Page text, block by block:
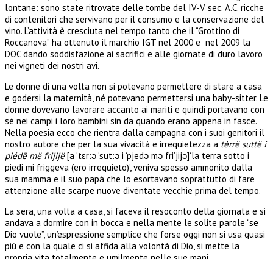
lontane: sono state ritrovate delle tombe del IV-V sec. A.C. ricche
di contenitori che servivano per il consumo e la conservazione del
vino. L’attività è cresciuta nel tempo tanto che il “Grottino di
Roccanova” ha ottenuto il marchio IGT nel 2000 e nel 2009 la
DOC dando soddisfazione ai sacrifici e alle giornate di duro lavoro
nei vigneti dei nostri avi.
Le donne di una volta non si potevano permettere di stare a casa
e godersi la maternità, né potevano permettersi una baby-sitter. Le
donne dovevano lavorare accanto ai mariti e quindi portavano con
sé nei campi i loro bambini sin da quando erano appena in fasce.
Nella poesia ecco che rientra dalla campagna con i suoi genitori il
nostro autore che per la sua vivacità e irrequietezza a tèrrë suttë i
piédë më frijijë[a ‘tɛr:ə ‘sut:ə i ‘pjedə mə fri’jijə]‘la terra sotto i
piedi mi friggeva (ero irrequieto)’, veniva spesso ammonito dalla
sua mamma e il suo papà che lo esortavano soprattutto di fare
attenzione alle scarpe nuove diventate vecchie prima del tempo.
La sera, una volta a casa, si faceva il resoconto della giornata e si
andava a dormire con in bocca e nella mente le solite parole “se
Dio vuole”, un’espressione semplice che forse oggi non si usa quasi
più e con la quale ci si affida alla volontà di Dio, si mette la